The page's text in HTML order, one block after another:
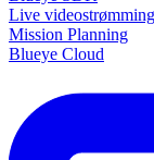
Live videostrømming
Mission Planning
Blueye Cloud